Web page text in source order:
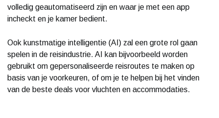
volledig geautomatiseerd zijn en waar je met een app
incheckt en je kamer bedient.
Ook kunstmatige intelligentie (AI) zal een grote rol gaan
spelen in de reisindustrie. AI kan bijvoorbeeld worden
gebruikt om gepersonaliseerde reisroutes te maken op
basis van je voorkeuren, of om je te helpen bij het vinden
van de beste deals voor vluchten en accommodaties.